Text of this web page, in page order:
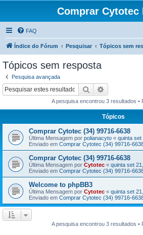
Comprar Cytotec
FAQ
Índice do Fórum Pesquisar Tópicos sem
Tópicos sem resposta
Pesquisa avançada
Pesquisar
A pesquisa encontrou 3 resultados •
Tópicos
Comprar Cytotec (34) 99716-6638
Última Mensagem por polianacyto « quinta set
Enviado em Comprar Cytotec (34) 99716-
Comprar Cytotec (34) 99716-6638
Última Mensagem por Cytotec « quinta set
Enviado em Comprar Cytotec (34) 99716-
Welcome to phpBB3
Última Mensagem por Cytotec « quinta set
Enviado em Comprar Cytotec (34) 99716-
A pesquisa encontrou 3 resultados •